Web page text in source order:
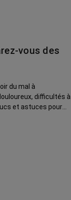
vous des
du mal à
difficultés à
et astuces pour